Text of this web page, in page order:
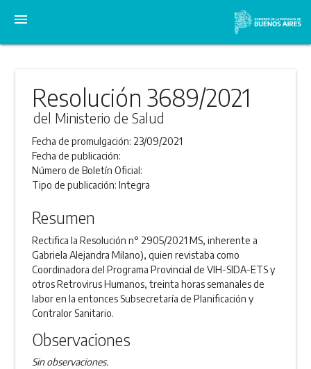
menu
Resolución 3689/2021
del Ministerio de Salud
Fecha de promulgación: 23/09/2021
Fecha de publicación:
Número de Boletín Oficial:
Tipo de publicación:Integra
Resumen
Rectifica la Resolución n° 2905/2021 MS, inherente a
Gabriela Alejandra Milano), quien revistaba como
Coordinadora del Programa Provincial de VIH-SIDA-ETS y
otros Retrovirus Humanos, treinta horas semanales de
labor en la entonces Subsecretaría de Planificación y
Contralor Sanitario.
Observaciones
Sin observaciones.